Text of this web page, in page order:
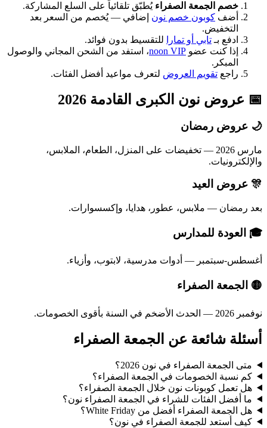
خصم الجمعة الصفراء يُطبّق تلقائياً على السلع المشاركة.
أضف كوبون خصم نون إضافي — يُخصم من السعر بعد
التخفيض.
ادفع بـ تابي أو تمارا
للتقسيط بدون فوائد.
إذا كنت عضو noon VIP، استفد من الشحن المجاني والوصول
المبكر.
راجع تقويم العروض لتعرف مواعيد أفضل الفئات.
📅 عروض نون الكبرى القادمة 2026
🌙 عروض رمضان
مارس 2026 — تخفيضات على المنزل، الطعام، الملابس،
والإلكترونيات.
🎊 عروض العيد
بعد رمضان — ملابس، عطور، هدايا، وإكسسوارات.
🎓 العودة للمدارس
أغسطس-سبتمبر — أدوات مدرسية، لابتوب، وأزياء.
🟡 الجمعة الصفراء
نوفمبر 2026 — الحدث الأضخم في السنة بأقوى الخصومات.
أسئلة شائعة عن الجمعة الصفراء
متى الجمعة الصفراء في نون 2026؟
كم نسبة الخصومات في الجمعة الصفراء؟
هل تعمل كوبونات نون خلال الجمعة الصفراء؟
ما أفضل الفئات للشراء في الجمعة الصفراء نون؟
هل الجمعة الصفراء أفضل من White Friday؟
كيف أستعد للجمعة الصفراء في نون؟